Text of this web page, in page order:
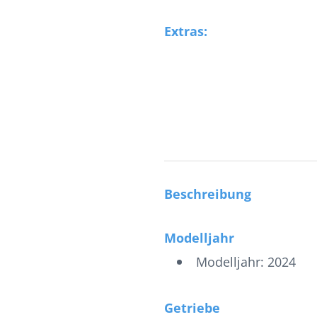
Extras:
Beschreibung
Modelljahr
Modelljahr: 2024
Getriebe